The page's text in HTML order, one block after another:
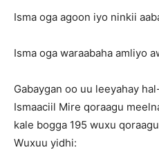
Isma oga agoon iyo ninkii
Isma oga waraabaha amliyo
Gabaygan oo uu leeyahay
Ismaaciil Mire qoraagu
kale bogga 195 wuxu
Wuxuu yidhi: